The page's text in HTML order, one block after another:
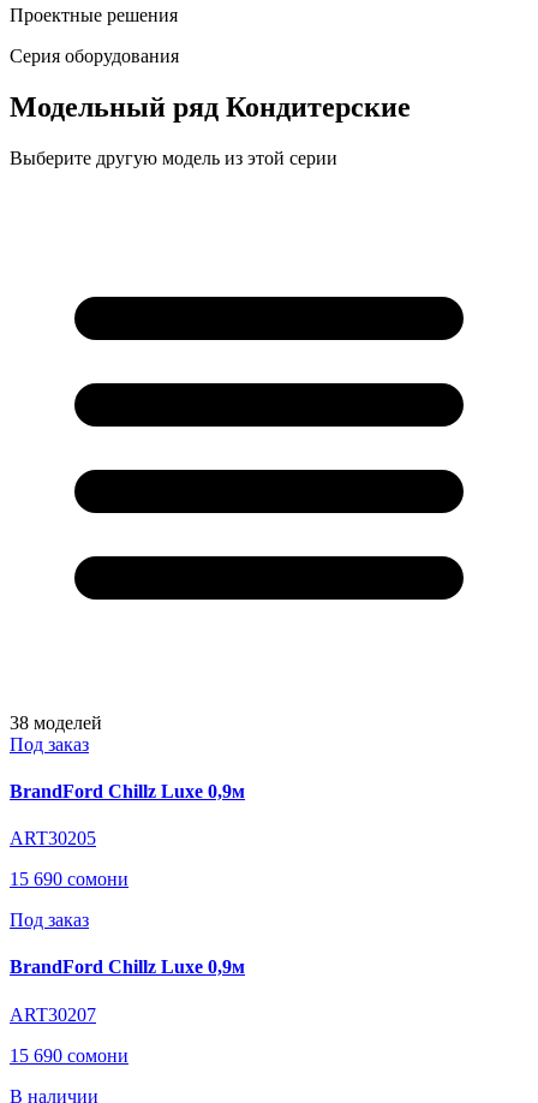
Проектные решения
Серия оборудования
Модельный ряд Кондитерские
Выберите другую модель из этой серии
38 моделей
Под заказ
BrandFord Chillz Luxe 0,9м
ART30205
15 690 сомони
Под заказ
BrandFord Chillz Luxe 0,9м
ART30207
15 690 сомони
В наличии